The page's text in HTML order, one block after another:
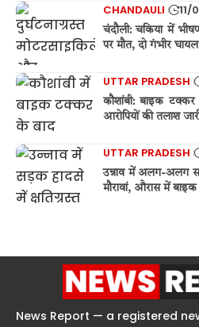
CHANDAULI 11/
चंदौली: चकिया में
पर मौत, दो गंभीर
UTTAR PRADESH
कौशांबी: बाइक
आरोपियों की तलाश
UTTAR PRADESH
उन्नाव में अलग-अलग
मौरावां, औरास में
News Report — a registered